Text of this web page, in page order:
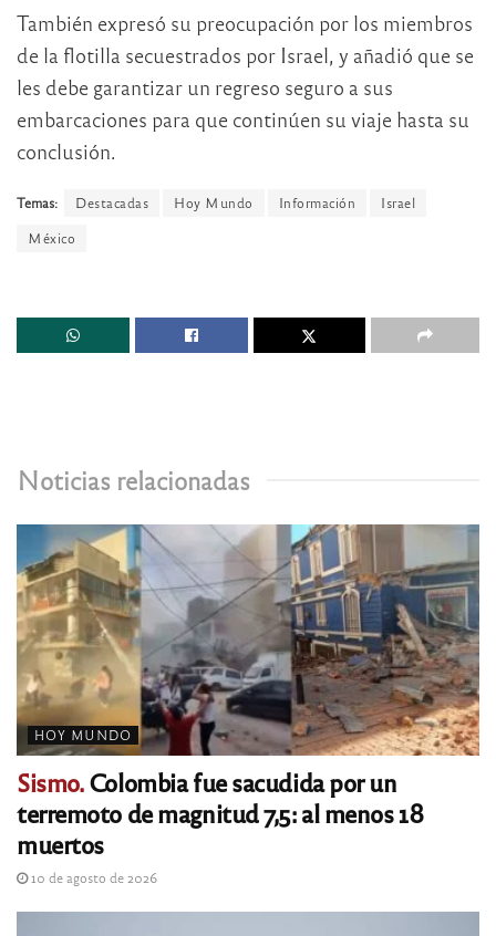
También expresó su preocupación por los miembros
de la flotilla secuestrados por Israel, y añadió que se
les debe garantizar un regreso seguro a sus
embarcaciones para que continúen su viaje hasta su
conclusión.
Temas: Destacadas Hoy Mundo Información
Israel
México
Noticias relacionadas
HOY MUNDO
Sismo.Colombia fue sacudida por un
terremoto de magnitud 7,5: al menos 18
muertos
10 de agosto de 2026